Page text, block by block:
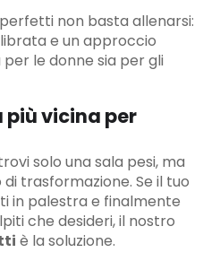
non basta allenarsi:
e un approccio
le donne sia per gli
più vicina per
solo una sala pesi, ma
trasformazione. Se il tuo
in palestra e finalmente
che desideri, il nostro
è la soluzione.